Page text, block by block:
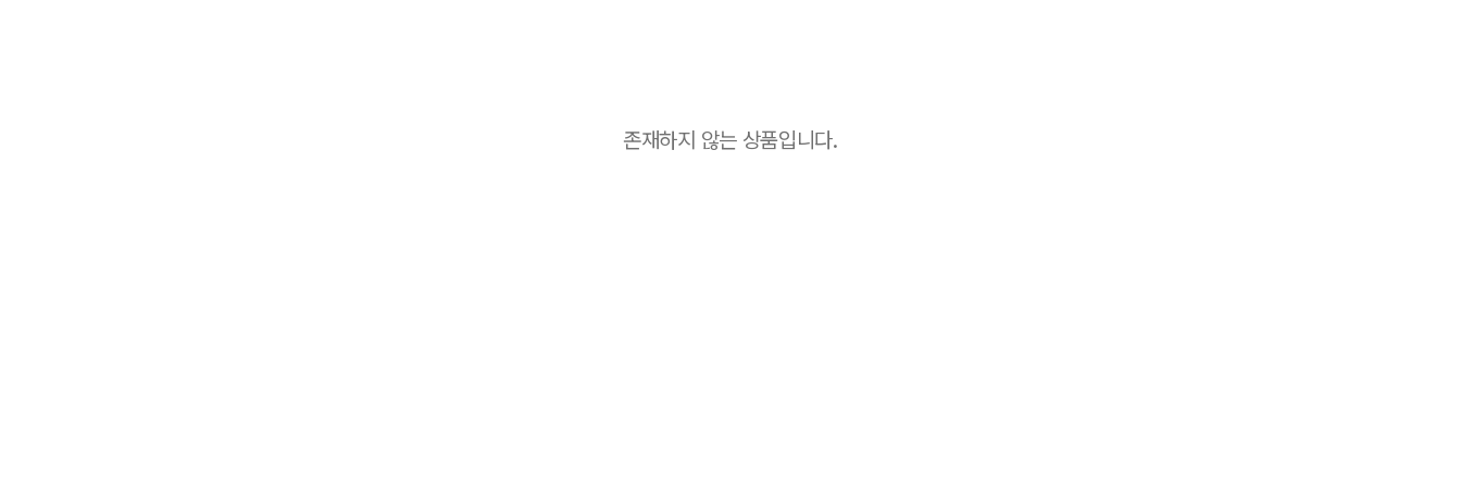
존재하지 않는 상품입니다.